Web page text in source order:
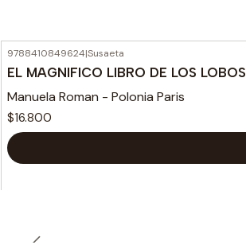
9788410849624|Susaeta
EL MAGNIFICO LIBRO DE LOS LOBOS
Manuela Roman - Polonia Paris
$16.800